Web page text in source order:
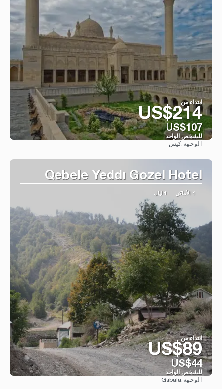
ابتداء من
US$214
US$107
للشخص الواحد
الوجهة:كيس
Qebele Yeddı Gozel Hotel
1 الأماكن 1 ليال
ابتداء من
US$89
US$44
للشخص الواحد
الوجهة:Gabala